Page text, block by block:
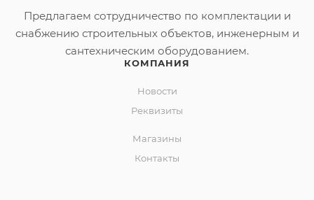
перелив автомат с сеточкой (с сифоном).
Предлагаем сотрудничество по комплектации и
снабжению строительных объектов, инженерным и
сантехническим оборудованием.
КОМПАНИЯ
Новости
Реквизиты
Магазины
Контакты